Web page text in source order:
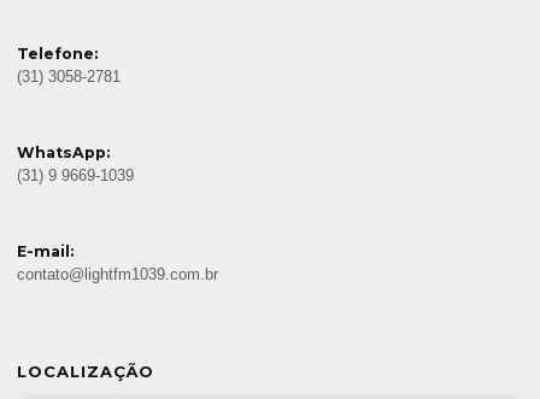
Telefone:
(31) 3058-2781
WhatsApp:
(31) 9 9669-1039
E-mail:
contato@lightfm1039.com.br
LOCALIZAÇÃO